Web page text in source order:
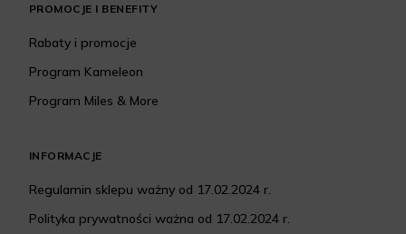
PROMOCJE I BENEFITY
Rabaty i promocje
Program Kameleon
Program Miles & More
INFORMACJE
Regulamin sklepu ważny od 17.02.2024 r.
Polityka prywatności ważna od 17.02.2024 r.